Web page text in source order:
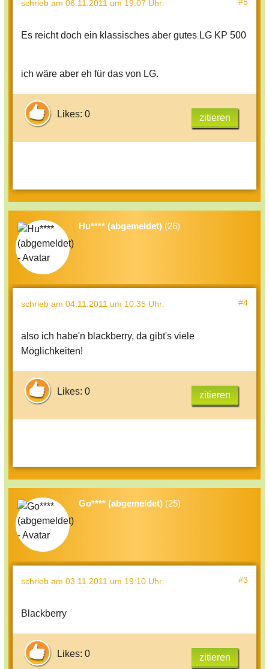
schrieb am 06.11.2011 um 19:07 Uhr:
Es reicht doch ein klassisches aber gutes LG KP 500
ich wäre aber eh für das von LG.
Likes: 0 zitieren
Hu**** (abgemeldet) (26)
schrieb am 04.11.2011 um 10:35 Uhr: #4
also ich habe'n blackberry, da gibt's viele
Möglichkeiten!
Likes: 0 zitieren
Go**** (abgemeldet) (25)
schrieb am 03.11.2011 um 19:10 Uhr: #3
Blackberry
Likes: 0 zitieren